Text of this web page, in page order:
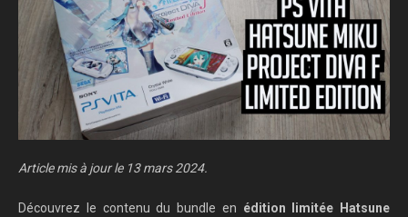
Article mis à jour le 13 mars 2024.
Découvrez le contenu du bundle en édition limitée
Hatsune